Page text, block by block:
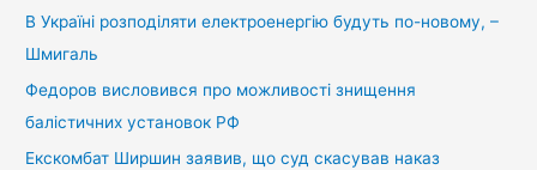
:В Україні розподіляти електроенергію будуть по-новому, –
Шмигаль
Федоров висловився про можливості знищення
балістичних установок РФ
Екскомбат Ширшин заявив, що суд скасував наказ